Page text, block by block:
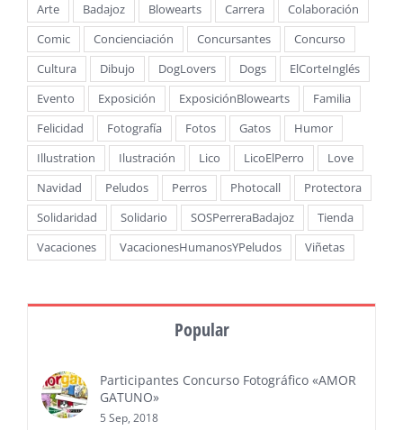
Arte
Badajoz Blowearts Carrera
Colaboración
Comic
Concienciación Concursantes
Concurso
Cultura
Dibujo DogLovers Dogs
ElCorteInglés
Evento
Exposición ExposiciónBlowearts
Familia
Felicidad
Fotografía Fotos Gatos
Humor
Illustration
Ilustración Lico LicoElPerro
Love
Navidad
Peludos Perros Photocall
Protectora
Solidaridad
Solidario SOSPerreraBadajoz
Tienda
Vacaciones
VacacionesHumanosYPeludos Viñetas
Popular
Participantes Concurso Fotográfico «AMOR
GATUNO»
5 Sep, 2018